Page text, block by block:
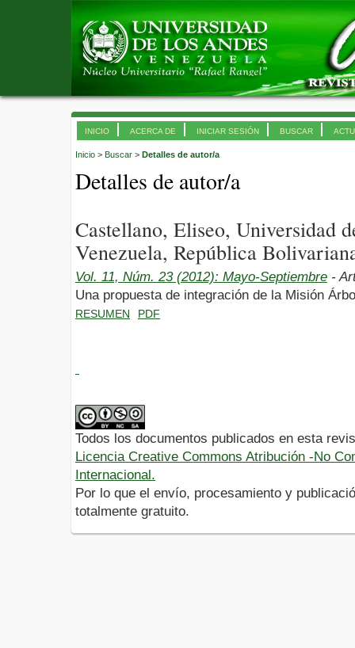
INICIO ACERCA DE INICIAR SESIÓN BUSCAR
Inicio > Buscar > Detalles de autor/a
Detalles de autor/a
Castellano, Eliseo, Universidad
Venezuela, República
Vol. 11, Núm. 23 (2012): Mayo-Septiembre -
Una propuesta de integración de la Misión
RESUMEN PDF
Todos los documentos publicados en esta
Licencia Creative Commons Atribución -No
Internacional.
Por lo que el envío, procesamiento y
totalmente gratuito.